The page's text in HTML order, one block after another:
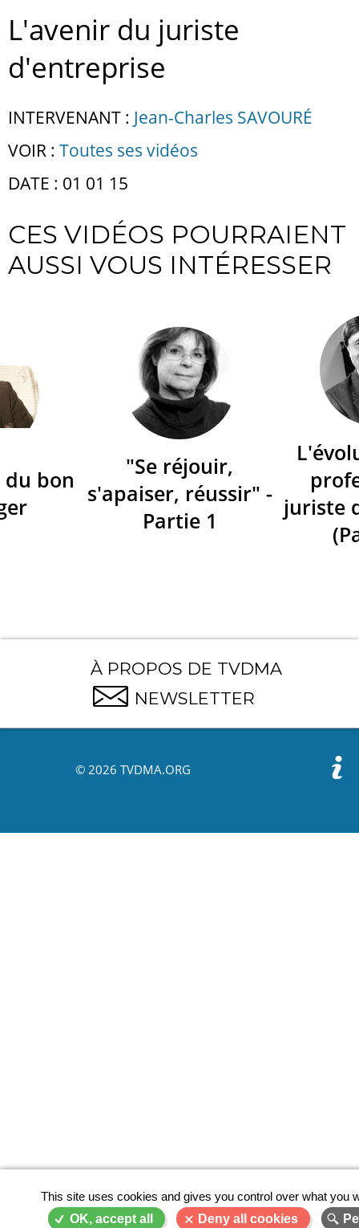
L'avenir du juriste
d'entreprise
INTERVENANT : Jean-Charles SAVOURÉ
VOIR : Toutes ses vidéos
DATE : 01 01 15
CES VIDÉOS POURRAIENT
AUSSI VOUS INTÉRESSER
du bon
"Se réjouir,
s'apaiser, réussir" -
Partie 1
juriste
À PROPOS DE TVDMA
NEWSLETTER
© 2026 TVDMA.ORG
This site uses cookies and gives you control over what you
OK, accept all
Deny all cookies